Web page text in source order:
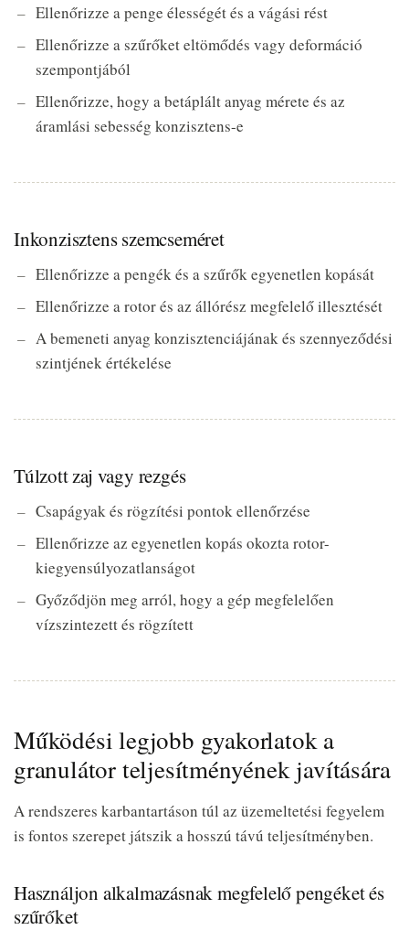
Ellenőrizze a penge élességét és a vágási rést
Ellenőrizze a szűrőket eltömődés vagy deformáció
szempontjából
Ellenőrizze, hogy a betáplált anyag mérete és az
áramlási sebesség konzisztens-e
Inkonzisztens szemcseméret
Ellenőrizze a pengék és a szűrők egyenetlen kopását
Ellenőrizze a rotor és az állórész megfelelő illesztését
A bemeneti anyag konzisztenciájának és szennyeződési
szintjének értékelése
Túlzott zaj vagy rezgés
Csapágyak és rögzítési pontok ellenőrzése
Ellenőrizze az egyenetlen kopás okozta rotor-
kiegyensúlyozatlanságot
Győződjön meg arról, hogy a gép megfelelően
vízszintezett és rögzített
Működési legjobb gyakorlatok a
granulátor teljesítményének javítására
A rendszeres karbantartáson túl az üzemeltetési fegyelem
is fontos szerepet játszik a hosszú távú teljesítményben.
Használjon alkalmazásnak megfelelő pengéket és
szűrőket